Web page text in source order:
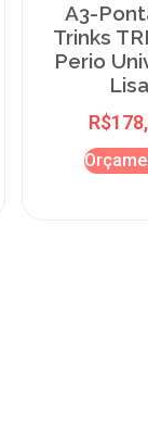
A3-
Trinks
Perio
Lisa
R$